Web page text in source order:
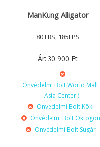
ManKung Alligator
80 LBS, 185FPS
Ár: 30 900 Ft
Önvédelmi Bolt World Mall
Asia Center )
Önvédelmi Bolt Köki
Önvédelmi Bolt Oktogon
Önvédelmi Bolt Sugár